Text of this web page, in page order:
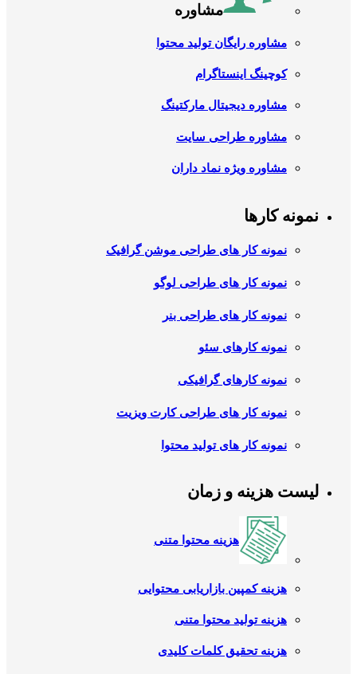
مشاوره
مشاوره رایگان تولید محتوا
کوچینگ اینستاگرام
مشاوره دیجیتال مارکتینگ
مشاوره طراحی سایت
مشاوره ویژه نماد داران
نمونه کارها
نمونه کار های طراحی موشن گرافیک
نمونه کار های طراحی لوگو
نمونه کار های طراحی بنر
نمونه کارهای سئو
نمونه کارهای گرافیکی
نمونه کار های طراحی کارت ویزیت
نمونه کار های تولید محتوا
لیست هزینه و زمان
هزینه محتوا متنی
هزینه کمپین بازاریابی محتوایی
هزینه تولید محتوا متنی
هزینه تحقیق کلمات کلیدی